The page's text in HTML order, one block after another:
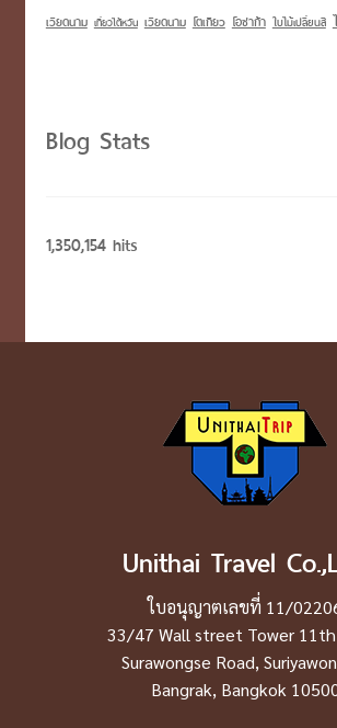
เวียดนาม เที่ยวไต้หวัน เวียดนาม โตเกียว โอซาก้า ใบไม้เปลี่ยนสี
Blog Stats
1,350,154 hits
Unithai Travel
ใบอนุญาตเลขที่ 11/
33/47 Wall street Tower
Surawongse Road,
Bangrak, Bangkok